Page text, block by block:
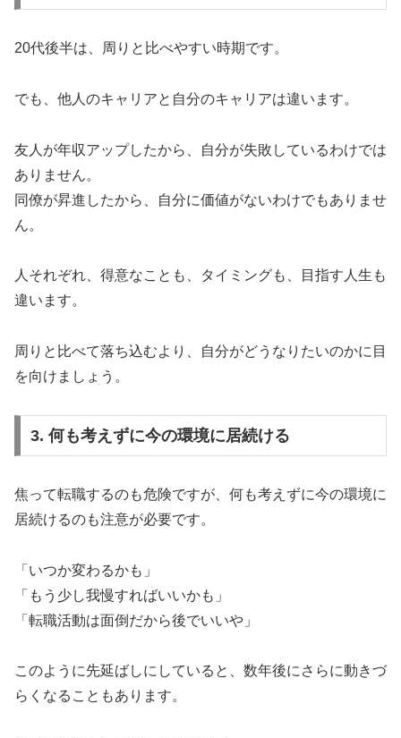
20代後半は、周りと比べやすい時期です。
でも、他人のキャリアと自分のキャリアは違います。
友人が年収アップしたから、自分が失敗しているわけでは
ありません。
同僚が昇進したから、自分に価値がないわけでもありませ
ん。
人それぞれ、得意なことも、タイミングも、目指す人生も
違います。
周りと比べて落ち込むより、自分がどうなりたいのかに目
を向けましょう。
3. 何も考えずに今の環境に居続ける
焦って転職するのも危険ですが、何も考えずに今の環境に
居続けるのも注意が必要です。
「いつか変わるかも」
「もう少し我慢すればいいかも」
「転職活動は面倒だから後でいいや」
このように先延ばしにしていると、数年後にさらに動きづ
らくなることもあります。